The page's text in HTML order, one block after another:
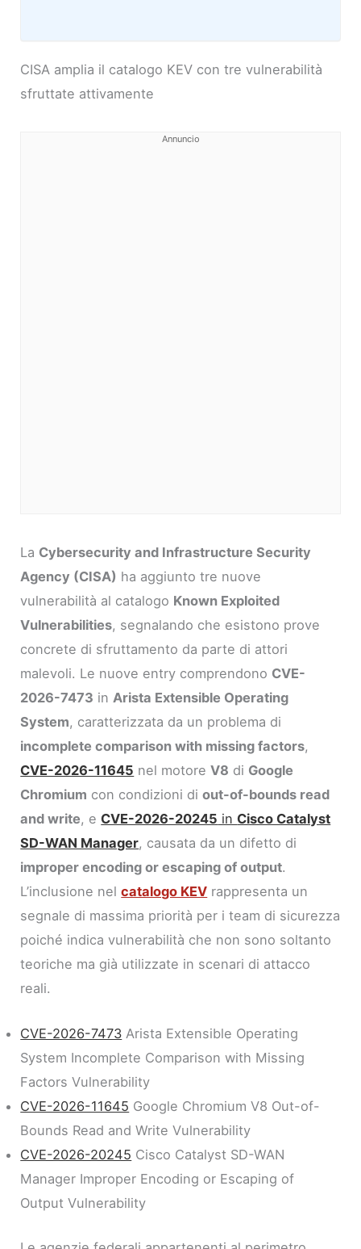
CISA amplia il catalogo KEV con tre vulnerabilità
sfruttate attivamente
Annuncio
La Cybersecurity and Infrastructure Security
Agency (CISA) ha aggiunto tre nuove
vulnerabilità al catalogo Known Exploited
Vulnerabilities, segnalando che esistono prove
concrete di sfruttamento da parte di attori
malevoli. Le nuove entry comprendono CVE-
2026-7473 inArista Extensible Operating
System, caratterizzata da un problema di
incomplete comparison with missing factors,
CVE-2026-11645 nel motoreV8 di Google
Chromium con condizioni diout-of-bounds read
and write, eCVE-2026-20245 inCisco Catalyst
SD-WAN Manager, causata da un difetto di
improper encoding or escaping of output.
L’inclusione nelcatalogo KEV rappresenta un
segnale di massima priorità per i team di sicurezza
poiché indica vulnerabilità che non sono soltanto
teoriche ma già utilizzate in scenari di attacco
reali.
CVE-2026-7473 Arista Extensible Operating
System Incomplete Comparison with Missing
Factors Vulnerability
CVE-2026-11645 Google Chromium V8 Out-of-
Bounds Read and Write Vulnerability
CVE-2026-20245 Cisco Catalyst SD-WAN
Manager Improper Encoding or Escaping of
Output Vulnerability